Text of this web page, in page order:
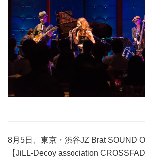
妊娠/出産/家族
ココロ/カラダ
カルチャー/エンタメ
8月5日、東京・渋谷JZ Brat SOUND
【JiLL-Decoy association